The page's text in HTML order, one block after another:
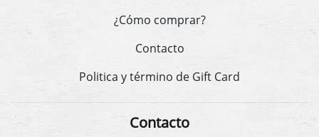
¿Cómo comprar?
Contacto
Politica y término de Gift Card
Contacto